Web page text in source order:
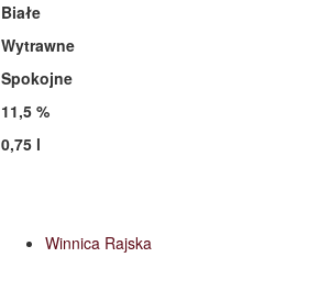
Białe
Wytrawne
Spokojne
11,5 %
0,75 l
Winnica Rajska